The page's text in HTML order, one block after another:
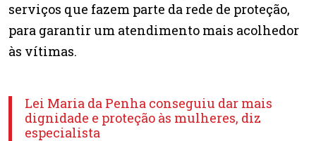
serviços que fazem parte da rede de proteção,
para garantir um atendimento mais acolhedor
às vítimas.
Lei Maria da Penha conseguiu dar mais
dignidade e proteção às mulheres, diz
especialista